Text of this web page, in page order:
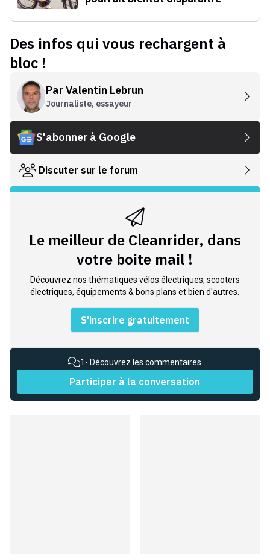
Des infos qui vous rechargent à
bloc !
ParValentin Lebrun
Journaliste, essayeur
S'abonner à Google
Discuter sur le forum
Le meilleur de Cleanrider, dans
votre boite mail !
Découvrez nos thématiques vélos électriques, scooters
électriques, équipements & bons plans et bien d'autres.
S'inscrire gratuitement
1 - Découvrez les commentaires
Participer à la conversation